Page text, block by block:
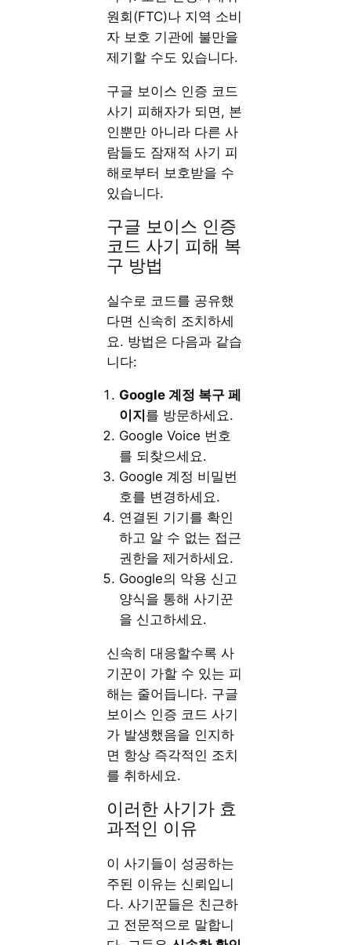
원회(FTC)나 지역 소비
자 보호 기관에 불만을
제기할 수도 있습니다.
구글 보이스 인증 코드
사기 피해자가 되면, 본
인뿐만 아니라 다른 사
람들도 잠재적 사기 피
해로부터 보호받을 수
있습니다.
구글 보이스 인증
코드 사기 피해 복
구 방법
실수로 코드를 공유했
다면 신속히 조치하세
요. 방법은 다음과 같습
니다:
Google 계정 복구 페
이지 를 방문하세요.
Google Voice 번호
를 되찾으세요.
Google 계정 비밀번
호를 변경하세요.
연결된 기기를 확인
하고 알 수 없는 접근
권한을 제거하세요.
Google의 악용 신고
양식을 통해 사기꾼
을 신고하세요.
신속히 대응할수록 사
기꾼이 가할 수 있는 피
해는 줄어듭니다. 구글
보이스 인증 코드 사기
가 발생했음을 인지하
면 항상 즉각적인 조치
를 취하세요.
이러한 사기가 효
과적인 이유
이 사기들이 성공하는
주된 이유는 신뢰입니
다. 사기꾼들은 친근하
고 전문적으로 말합니